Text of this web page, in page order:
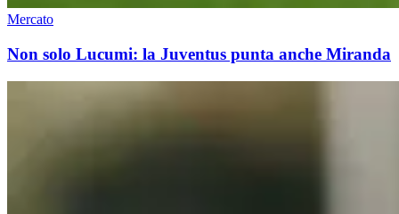
Mercato
Non solo Lucumi: la Juventus punta anche Miranda